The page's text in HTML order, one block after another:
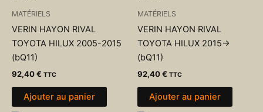
MATÉRIELS
VERIN HAYON RIVAL
TOYOTA HILUX 2005-2015
(bQ11)
92,40€ TTC
Ajouter au panier
MATÉRIELS
VERIN HAYON RIVAL
TOYOTA HILUX 2015->
(bQ11)
92,40€ TTC
Ajouter au panier